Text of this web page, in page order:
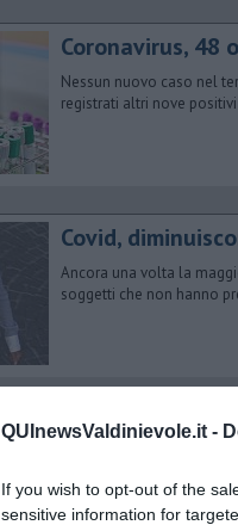
QUInewsValdinievole.it -
If you wish to opt-out of the
sensitive information for
Coronavirus, 48
Nessun nuovo caso nel
registrati altri nove
Covid,
Ancora una volta la
soggetti che non hanno
Covid, nel
In Toscana sono 14 i
mattina. Gli attualmente